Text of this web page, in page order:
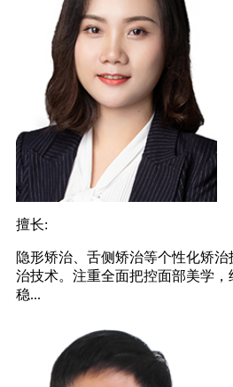
擅长:
隐形矫治、舌侧矫治等个性化矫
治技术。注重全面把控面部美学，
稳...